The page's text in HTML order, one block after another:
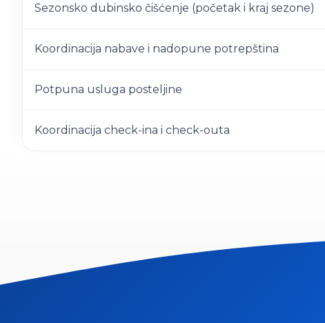
Sezonsko dubinsko čišćenje (početak i kraj sezone)
Koordinacija nabave i nadopune potrepština
Potpuna usluga posteljine
Koordinacija check-ina i check-outa